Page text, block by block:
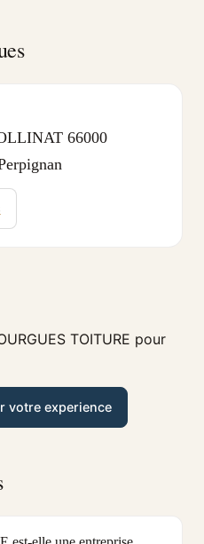
66000
TOITURE pour
votre experience